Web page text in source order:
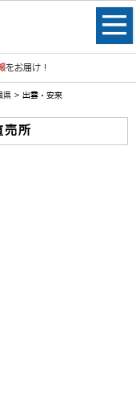
をお届け！
県 > 出雲・安来
売所